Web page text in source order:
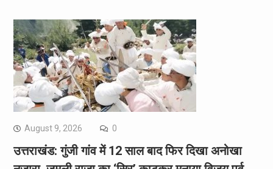
August 9, 2026 0
उत्तराखंड: गुंजी गांव में 12 साल बाद फिर दिखा अनोखा